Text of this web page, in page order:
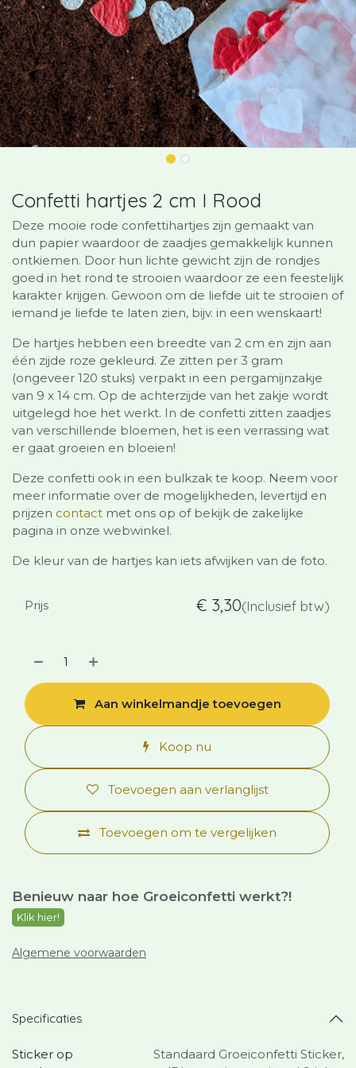
Confetti hartjes 2 cm I Rood
Deze mooie rode confettihartjes zijn gemaakt van
dun papier waardoor de zaadjes gemakkelijk kunnen
ontkiemen. Door hun lichte gewicht zijn de rondjes
goed in het rond te strooien waardoor ze een feestelijk
karakter krijgen. Gewoon om de liefde uit te strooien of
iemand je liefde te laten zien, bijv. in een wenskaart!
De hartjes hebben een breedte van 2 cm en zijn aan
één zijde roze gekleurd. Ze zitten per 3 gram
(ongeveer 120 stuks) verpakt in een pergamijnzakje
van 9 x 14 cm. Op de achterzijde van het zakje wordt
uitgelegd hoe het werkt. In de confetti zitten zaadjes
van verschillende bloemen, het is een verrassing wat
er gaat groeien en bloeien!
Deze confetti ook in een bulkzak te koop. Neem voor
meer informatie over de mogelijkheden, levertijd en
prijzen contact met ons op of bekijk de zakelijke
pagina in onze webwinkel.
De kleur van de hartjes kan iets afwijken van de foto.
Aan winkelmandje toevoegen
Koop nu
Toevoegen om te vergelijken
Toevoegen aan verlanglijst
Prijs € 3,30(Inclusief btw)
Benieuw naar hoe Groeiconfetti werkt?!
Klik hier!
Algemene voorwaarden
Specificaties
Sticker op
Standaard Groeiconfetti Sticker,